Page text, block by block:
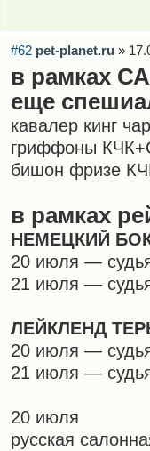
#62 pet-planet.ru »
в рамках
еще
кавалер кинг
гриффоны
бишон фризе
в рамках
​НЕМЕЦКИЙ
20 июля —
21 июля —
ЛЕЙКЛЕНД
20 июля —
21 июля —
20 июля
русская